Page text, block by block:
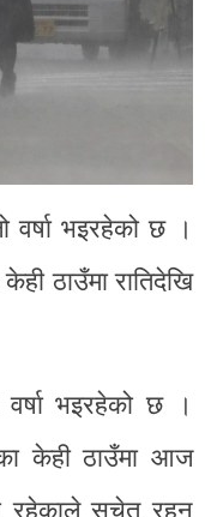
वर्षा भइरहेको छ ।
ठाउँमा रातिदेखि
भइरहेको छ ।
केही ठाउँमा आज
रहेकाले सचेत रहन